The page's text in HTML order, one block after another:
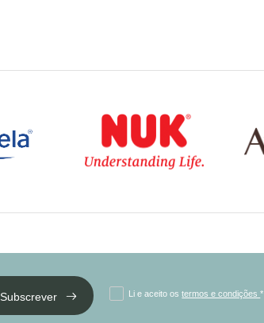
Subscrever Li e aceito ostermos e condições*